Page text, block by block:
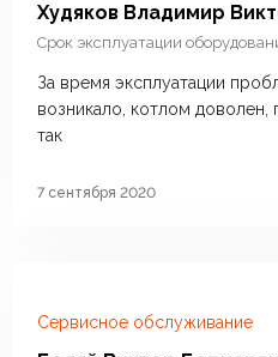
Худяков Владимир
Срок эксплуатации
За время эксплуатации
возникало, котлом доволен,
так
7 сентября 2020
Сервисное обслуживание